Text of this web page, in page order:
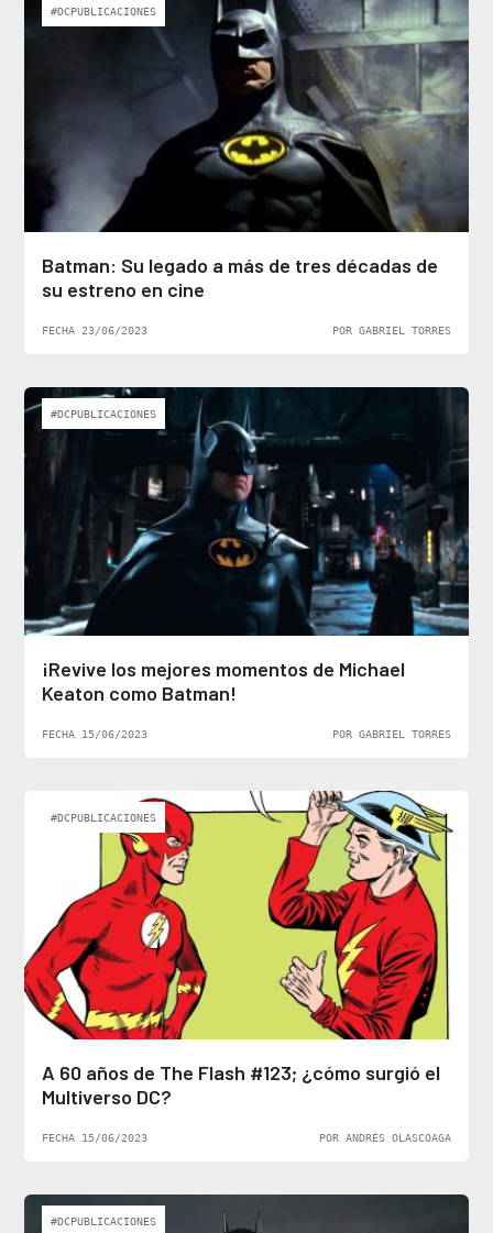
#DCPUBLICACIONES
Batman: Su legado a más de tres décadas de
su estreno en cine
FECHA 23/06/2023 POR GABRIEL TORRES
#DCPUBLICACIONES
¡Revive los mejores momentos de Michael
Keaton como Batman!
FECHA 15/06/2023 POR GABRIEL TORRES
#DCPUBLICACIONES
A 60 años de The Flash #123; ¿cómo surgió el
Multiverso DC?
FECHA 15/06/2023 POR ANDRÉS OLASCOAGA
#DCPUBLICACIONES